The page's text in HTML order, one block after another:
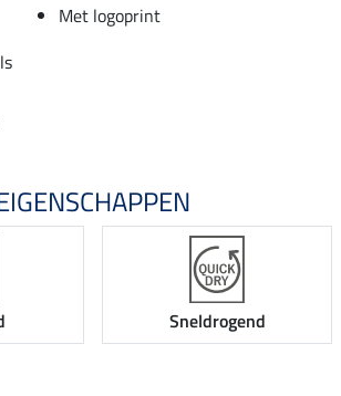
Met logoprint
Sneldrogend